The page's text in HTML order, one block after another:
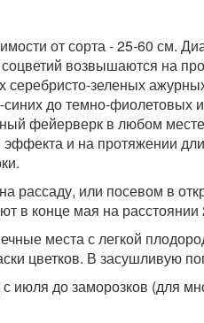
от сорта - 25-60 см.
возвышаются на
зеленых
синих до темно-
фейерверк в любом
эффекта и на протяжении
рассаду, или посевом в
в конце мая на
места с легкой
цветков. В засушливую
с июля до заморозков (для